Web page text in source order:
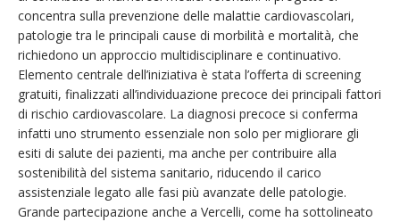
concentra sulla prevenzione delle malattie cardiovascolari,
patologie tra le principali cause di morbilità e mortalità, che
richiedono un approccio multidisciplinare e continuativo.
Elemento centrale dell’iniziativa è stata l’offerta di screening
gratuiti, finalizzati all’individuazione precoce dei principali fattori
di rischio cardiovascolare. La diagnosi precoce si conferma
infatti uno strumento essenziale non solo per migliorare gli
esiti di salute dei pazienti, ma anche per contribuire alla
sostenibilità del sistema sanitario, riducendo il carico
assistenziale legato alle fasi più avanzate delle patologie.
Grande partecipazione anche a Vercelli, come ha sottolineato